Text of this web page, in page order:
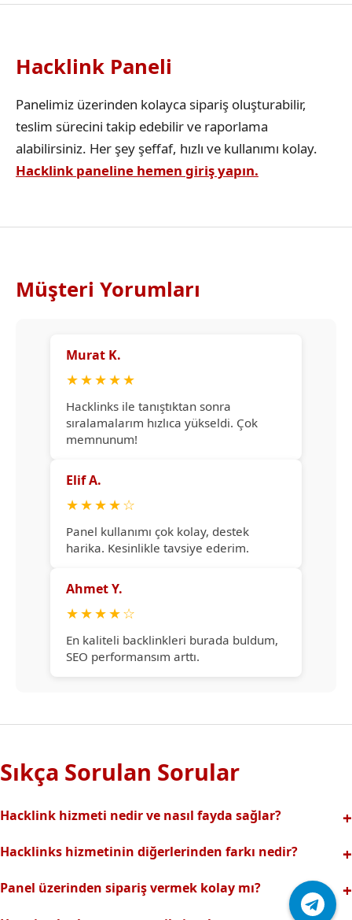
Hacklink Paneli
Panelimiz üzerinden kolayca sipariş oluşturabilir,
teslim sürecini takip edebilir ve raporlama
alabilirsiniz. Her şey şeffaf, hızlı ve kullanımı kolay.
Hacklink paneline hemen giriş yapın.
Müşteri Yorumları
Murat K.
★★★★★
Hacklinks ile tanıştıktan sonra
sıralamalarım hızlıca yükseldi. Çok
memnunum!
Elif A.
★★★★☆
Panel kullanımı çok kolay, destek
harika. Kesinlikle tavsiye ederim.
Ahmet Y.
★★★★☆
En kaliteli backlinkleri burada buldum,
SEO performansım arttı.
Sıkça Sorulan Sorular
Hacklink hizmeti nedir ve nasıl fayda sağlar?
backlinklerle sitenizin arama motorlarındaki
sıralamalarınız hızlıca yükselir.
Hacklinks hizmetinin diğerlerinden farkı nedir?
riski olmadan, en kaliteli ve etkili backlinkler sunuyoruz.
Profesyonel ekibimizle hızlı destek sağlanır.Ayrıca Daha
Panel üzerinden sipariş vermek kolay mı?
Hacklinks paneli kullanıcı dostu arayüzüyle kolayca sipariş